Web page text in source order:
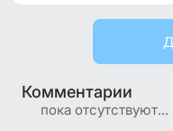
Комментарии
пока отсутствуют...